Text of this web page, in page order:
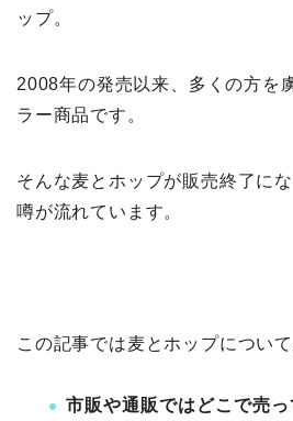
ップ。
2008年の発売以来、多くの方を
ラー商品です。
そんな麦とホップが販売終了に
噂が流れています。
この記事では麦とホップについて
市販や通販ではどこで売っ